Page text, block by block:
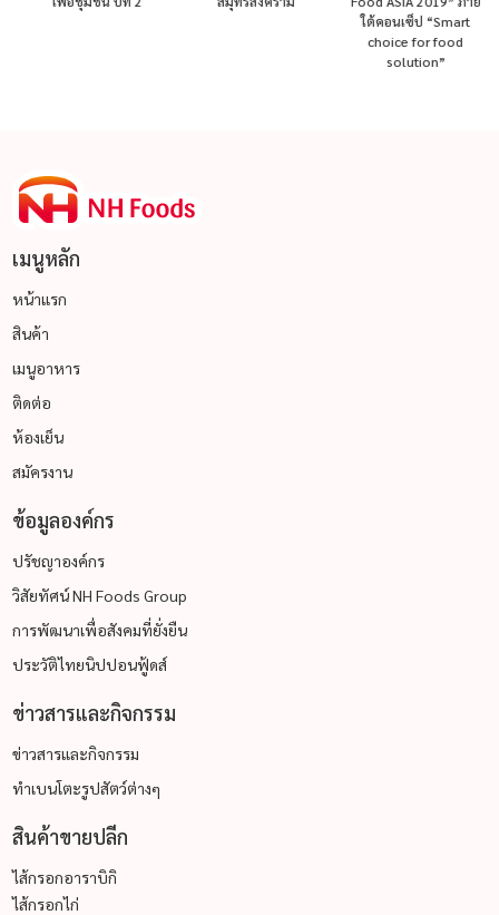
ใต้คอนเซ็ป “Smart
choice for food
solution”
เมนูหลัก
หน้าแรก
สินค้า
เมนูอาหาร
ติดต่อ
ห้องเย็น
สมัครงาน
ข้อมูลองค์กร
ปรัชญาองค์กร
วิสัยทัศน์ NH Foods Group
การพัฒนาเพื่อสังคมที่ยั่งยืน
ประวัติไทยนิปปอนฟู้ดส์
ข่าวสารและกิจกรรม
ข่าวสารและกิจกรรม
ทำเบนโตะรูปสัตว์ต่างๆ
สินค้าขายปลีก
ไส้กรอกอาราบิกิ
ไส้กรอกไก่